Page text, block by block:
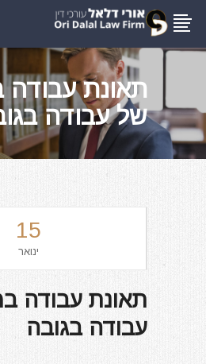
תאונת עבודה
של עבודה
15
ינואר
תאונת עבודה
עבודה בגובה